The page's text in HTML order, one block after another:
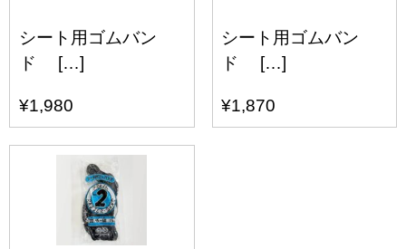
シート用ゴムバン
ド […]
¥1,980
シート用ゴムバン
ド […]
¥1,870